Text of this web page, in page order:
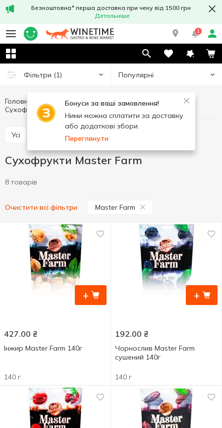
Безкоштовна* перша доставка при чеку від 1500 грн
Детальніше
1
Фільтри (1) Популярні
Бонуси за ваші замовлення!
Ними можна сплатити за доставку
або додаткові збори.
Переглянути
Головна Фрукти та овочі
Горіхи та сухофрукти
Сухофрукти
Сухофрукти Master Farm
Усі
Сухофрукти Master Farm
8 товарів
Очистити всі фільтри Master Farm
+
427.00 ₴
Інжир Master Farm 140г
140 г
+
192.00 ₴
Чорнослив Master Farm
сушений 140г
140 г